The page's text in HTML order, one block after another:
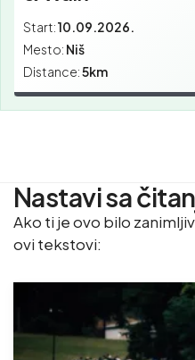
Start:10.09.2026.
Mesto: Niš
Distance:5km
Nastavi sa
Ako ti je ovo bilo
ovi tekstovi: